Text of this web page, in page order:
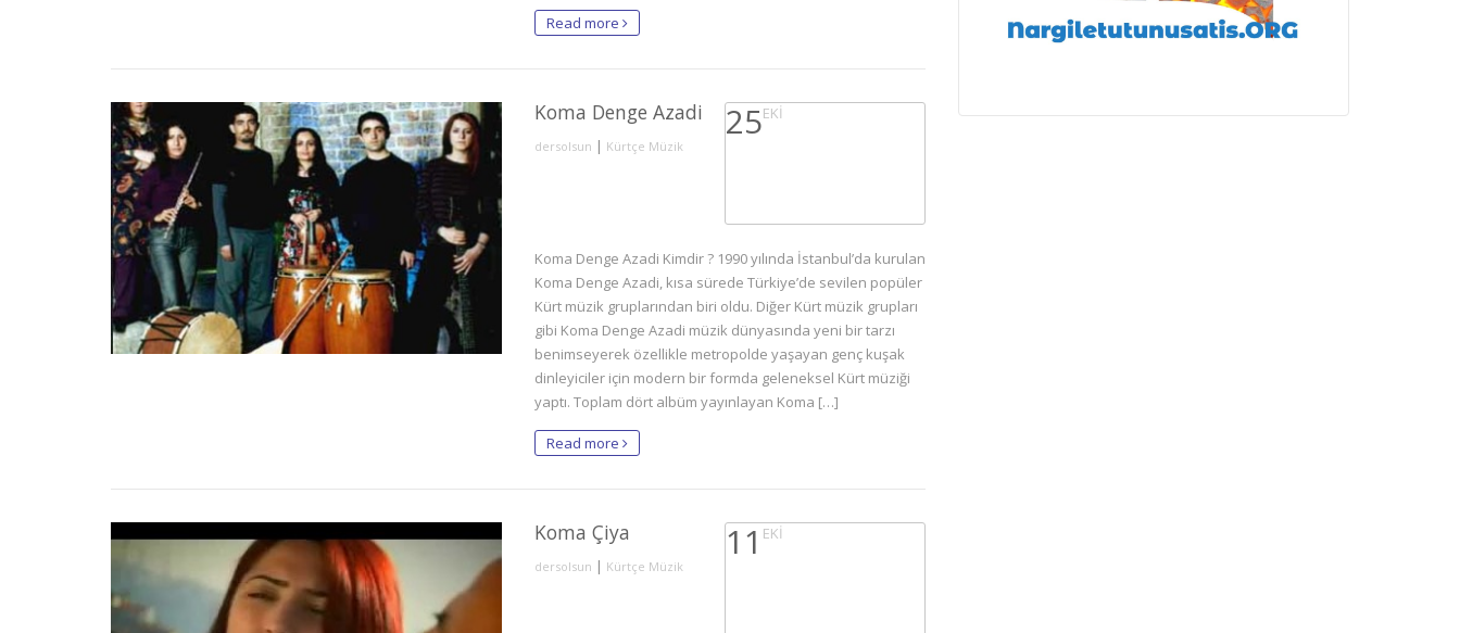
Read more
Koma Denge Azadi
dersolsun | Kürtçe Müzik
25EKI
Koma Denge Azadi Kimdir ? 1990 yılında İstanbul’da kurulan
Koma Denge Azadi, kısa sürede Türkiye’de sevilen popüler
Kürt müzik gruplarından biri oldu. Diğer Kürt müzik grupları
gibi Koma Denge Azadi müzik dünyasında yeni bir tarzı
benimseyerek özellikle metropolde yaşayan genç kuşak
dinleyiciler için modern bir formda geleneksel Kürt müziği
yaptı. Toplam dört albüm yayınlayan Koma […]
Read more
Koma Çiya
dersolsun | Kürtçe Müzik
11 EKI